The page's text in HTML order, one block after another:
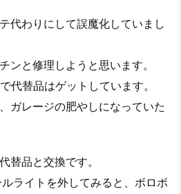
代わりにして誤魔化していまし
ンと修理しようと思います。
代替品はゲットしています。
ガレージの肥やしになっていた
替品と交換です。
ライトを外してみると、ボロボ